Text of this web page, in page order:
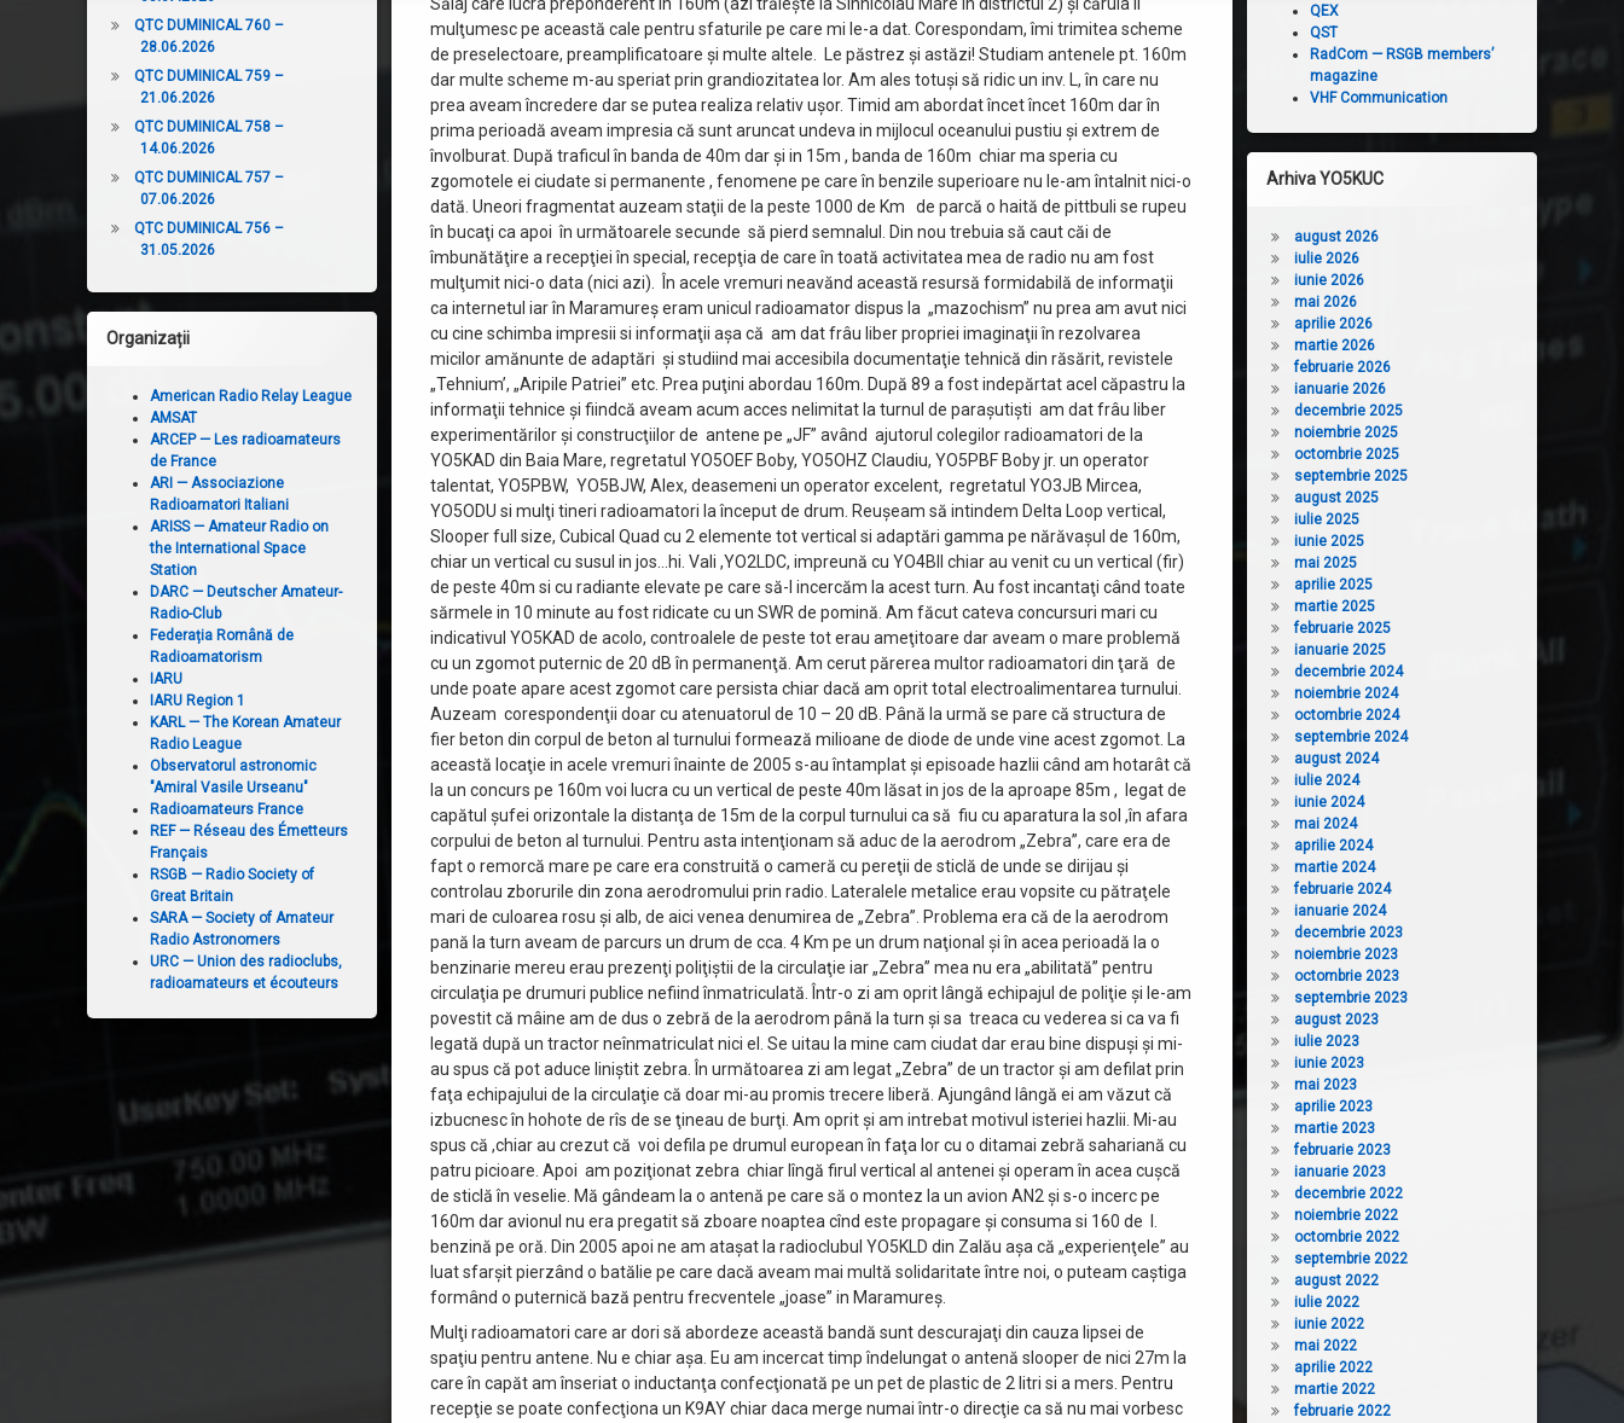
mulţumesc pe această cale pentru sfaturile pe care mi le-a dat. Corespondam, îmi trimitea scheme
de preselectoare, preamplificatoare şi multe altele. Le păstrez şi astăzi! Studiam antenele pt. 160m
dar multe scheme m-au speriat prin grandiozitatea lor. Am ales totuşi să ridic un inv. L, în care nu
prea aveam încredere dar se putea realiza relativ uşor. Timid am abordat încet încet 160m dar în
prima perioadă aveam impresia că sunt aruncat undeva in mijlocul oceanului pustiu şi extrem de
învolburat. După traficul în banda de 40m dar şi in 15m , banda de 160m chiar ma speria cu
zgomotele ei ciudate si permanente , fenomene pe care în benzile superioare nu le-am întalnit nici-o
dată. Uneori fragmentat auzeam staţii de la peste 1000 de Km de parcă o haită de pittbuli se rupeu
în bucaţi ca apoi în următoarele secunde să pierd semnalul. Din nou trebuia să caut căi de
îmbunătăţire a recepţiei în special, recepţia de care în toată activitatea mea de radio nu am fost
mulţumit nici-o data (nici azi). În acele vremuri neavănd această resursă formidabilă de informaţii
ca internetul iar în Maramureş eram unicul radioamator dispus la „mazochism” nu prea am avut nici
cu cine schimba impresii si informaţii aşa că am dat frâu liber propriei imaginaţii în rezolvarea
micilor amănunte de adaptări şi studiind mai accesibila documentaţie tehnică din răsărit, revistele
„Tehnium’, „Aripile Patriei” etc. Prea puţini abordau 160m. După 89 a fost indepărtat acel căpastru la
informaţii tehnice şi fiindcă aveam acum acces nelimitat la turnul de paraşutişti am dat frâu liber
experimentărilor şi construcţiilor de antene pe „JF” având ajutorul colegilor radioamatori de la
YO5KAD din Baia Mare, regretatul YO5OEF Boby, YO5OHZ Claudiu, YO5PBF Boby jr. un operator
talentat, YO5PBW, YO5BJW, Alex, deasemeni un operator excelent, regretatul YO3JB Mircea,
YO5ODU si mulţi tineri radioamatori la început de drum. Reuşeam să intindem Delta Loop vertical,
Slooper full size, Cubical Quad cu 2 elemente tot vertical si adaptări gamma pe nărăvaşul de 160m,
chiar un vertical cu susul in jos…hi. Vali ,YO2LDC, impreună cu YO4BII chiar au venit cu un vertical (fir)
de peste 40m si cu radiante elevate pe care să-l incercăm la acest turn. Au fost incantaţi când toate
sărmele in 10 minute au fost ridicate cu un SWR de pomină. Am făcut cateva concursuri mari cu
indicativul YO5KAD de acolo, controalele de peste tot erau ameţitoare dar aveam o mare problemă
cu un zgomot puternic de 20 dB în permanenţă. Am cerut părerea multor radioamatori din ţară de
unde poate apare acest zgomot care persista chiar dacă am oprit total electroalimentarea turnului.
Auzeam corespondenţii doar cu atenuatorul de 10 – 20 dB. Până la urmă se pare că structura de
fier beton din corpul de beton al turnului formează milioane de diode de unde vine acest zgomot. La
această locaţie in acele vremuri înainte de 2005 s-au întamplat şi episoade hazlii când am hotarât că
la un concurs pe 160m voi lucra cu un vertical de peste 40m lăsat in jos de la aproape 85m , legat de
capătul şufei orizontale la distanţa de 15m de la corpul turnului ca să fiu cu aparatura la sol ,în afara
corpului de beton al turnului. Pentru asta intenţionam să aduc de la aerodrom „Zebra”, care era de
fapt o remorcă mare pe care era construită o cameră cu pereţii de sticlă de unde se dirijau şi
controlau zborurile din zona aerodromului prin radio. Lateralele metalice erau vopsite cu pătraţele
mari de culoarea rosu şi alb, de aici venea denumirea de „Zebra”. Problema era că de la aerodrom
pană la turn aveam de parcurs un drum de cca. 4 Km pe un drum naţional şi în acea perioadă la o
benzinarie mereu erau prezenţi poliţiştii de la circulaţie iar „Zebra” mea nu era „abilitată” pentru
circulaţia pe drumuri publice nefiind înmatriculată. Într-o zi am oprit lângă echipajul de poliţie şi le-am
povestit că mâine am de dus o zebră de la aerodrom până la turn şi sa treaca cu vederea si ca va fi
legată după un tractor neînmatriculat nici el. Se uitau la mine cam ciudat dar erau bine dispuşi şi mi-
au spus că pot aduce liniştit zebra. În următoarea zi am legat „Zebra” de un tractor şi am defilat prin
faţa echipajului de la circulaţie că doar mi-au promis trecere liberă. Ajungând lângă ei am văzut că
izbucnesc în hohote de rîs de se ţineau de burţi. Am oprit şi am intrebat motivul isteriei hazlii. Mi-au
spus că ,chiar au crezut că voi defila pe drumul european în faţa lor cu o ditamai zebră sahariană cu
patru picioare. Apoi am poziţionat zebra chiar lîngă firul vertical al antenei şi operam în acea cuşcă
de sticlă în veselie. Mă gândeam la o antenă pe care să o montez la un avion AN2 şi s-o incerc pe
160m dar avionul nu era pregatit să zboare noaptea cînd este propagare şi consuma si 160 de l.
benzină pe oră. Din 2005 apoi ne am ataşat la radioclubul YO5KLD din Zalău aşa că „experienţele” au
luat sfarşit pierzând o batălie pe care dacă aveam mai multă solidaritate între noi, o puteam caştiga
formând o puternică bază pentru frecventele „joase” in Maramureş.
Mulţi radioamatori care ar dori să abordeze această bandă sunt descurajaţi din cauza lipsei de
spaţiu pentru antene. Nu e chiar aşa. Eu am incercat timp îndelungat o antenă slooper de nici 27m la
care în capăt am înseriat o inductanţa confecţionată pe un pet de plastic de 2 litri si a mers. Pentru
recepţie se poate confecţiona un K9AY chiar daca merge numai într-o direcţie ca să nu mai vorbesc
QTC DUMINICAL 760 –
28.06.2026
QTC DUMINICAL 759 –
21.06.2026
QTC DUMINICAL 758 –
14.06.2026
QTC DUMINICAL 757 –
07.06.2026
QTC DUMINICAL 756 –
31.05.2026
Organizații
American Radio Relay League
AMSAT
ARCEP — Les radioamateurs
de France
ARI — Associazione
Radioamatori Italiani
ARISS — Amateur Radio on
the International Space
Station
DARC — Deutscher Amateur-
Radio-Club
Federația Română de
Radioamatorism
IARU
IARU Region 1
KARL — The Korean Amateur
Radio League
Observatorul astronomic
"Amiral Vasile Urseanu"
Radioamateurs France
REF — Réseau des Émetteurs
Français
RSGB — Radio Society of
Great Britain
SARA — Society of Amateur
Radio Astronomers
URC — Union des radioclubs,
radioamateurs et écouteurs
QEX
QST
RadCom — RSGB members’
magazine
VHF Communication
Arhiva YO5KUC
august 2026
iulie 2026
iunie 2026
mai 2026
aprilie 2026
martie 2026
februarie 2026
ianuarie 2026
decembrie 2025
noiembrie 2025
octombrie 2025
septembrie 2025
august 2025
iulie 2025
iunie 2025
mai 2025
aprilie 2025
martie 2025
februarie 2025
ianuarie 2025
decembrie 2024
noiembrie 2024
octombrie 2024
septembrie 2024
august 2024
iulie 2024
iunie 2024
mai 2024
aprilie 2024
martie 2024
februarie 2024
ianuarie 2024
decembrie 2023
noiembrie 2023
octombrie 2023
septembrie 2023
august 2023
iulie 2023
iunie 2023
mai 2023
aprilie 2023
martie 2023
februarie 2023
ianuarie 2023
decembrie 2022
noiembrie 2022
octombrie 2022
septembrie 2022
august 2022
iulie 2022
iunie 2022
mai 2022
aprilie 2022
martie 2022
februarie 2022